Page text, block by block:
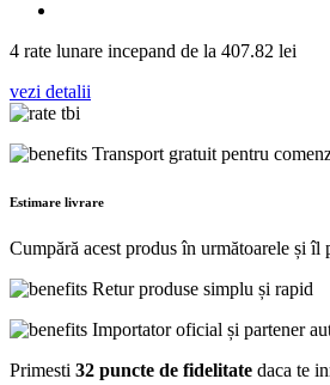
4 rate lunare incepand de la 407.82 lei
vezi detalii
Transport gratuit pentru
Estimare livrare
Cumpără acest produs în următoarele și îl
Retur produse simplu și rapid
Importator oficial și partener
Primesti 32 puncte de fidelitate daca te